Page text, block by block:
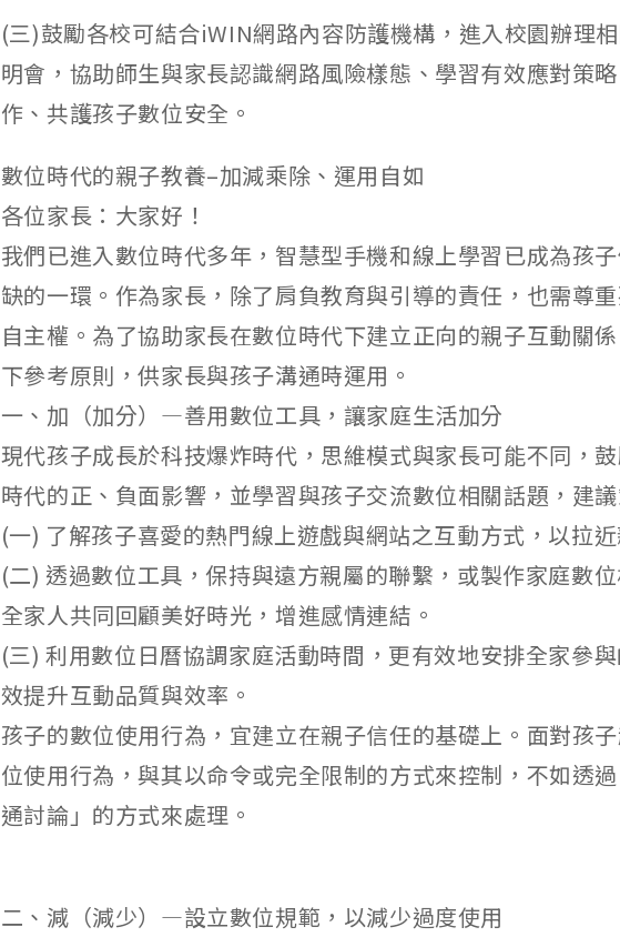
(三)鼓勵各校可結合iWIN網路內容防護機構，進入校園辦理
明會，協助師生與家長認識網路風險樣態、學習有效應對策
作、共護孩子數位安全。
數位時代的親子教養–加減乘除、運用自如
各位家長：大家好！
我們已進入數位時代多年，智慧型手機和線上學習已成為孩
缺的一環。作為家長，除了肩負教育與引導的責任，也需尊
自主權。為了協助家長在數位時代下建立正向的親子互動關
下參考原則，供家長與孩子溝通時運用。
一、加（加分）—善用數位工具，讓家庭生活加分
現代孩子成長於科技爆炸時代，思維模式與家長可能不同，
時代的正、負面影響，並學習與孩子交流數位相關話題，建議
(一) 了解孩子喜愛的熱門線上遊戲與網站之互動方式，以拉近
(二) 透過數位工具，保持與遠方親屬的聯繫，或製作家庭數
全家人共同回顧美好時光，增進感情連結。
(三) 利用數位日曆協調家庭活動時間，更有效地安排全家參
效提升互動品質與效率。
孩子的數位使用行為，宜建立在親子信任的基礎上。面對孩
位使用行為，與其以命令或完全限制的方式來控制，不如透
通討論」的方式來處理。
二、減（減少）—設立數位規範，以減少過度使用